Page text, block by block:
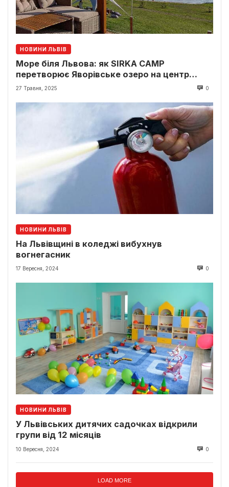
НОВИНИ ЛЬВІВ
Море біля Львова: як SIRKA CAMP
перетворює Яворівське озеро на центр
відпочинку
27 Травня, 2025 0
НОВИНИ ЛЬВІВ
На Львівщині в коледжі вибухнув
вогнегасник
17 Вересня, 2024 0
НОВИНИ ЛЬВІВ
У Львівських дитячих садочках відкрили
групи від 12 місяців
10 Вересня, 2024 0
LOAD MORE